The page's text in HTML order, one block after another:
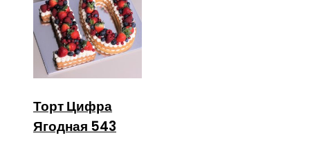
Торт Цифра
Ягодная 543